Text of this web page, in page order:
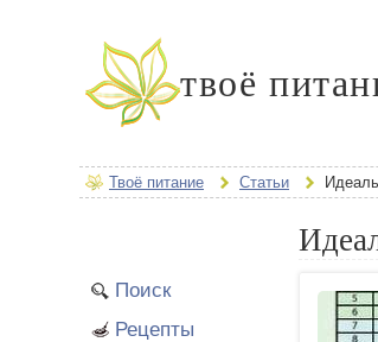
твоё
Твоё питание Статьи
Поиск
Рецепты